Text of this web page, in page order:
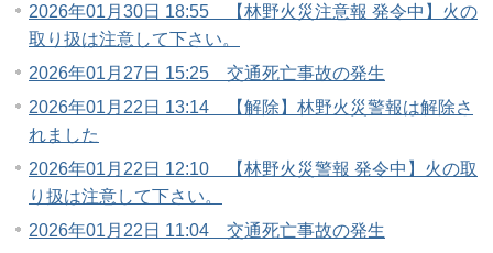
2026年01月30日 18:55 【林野火災注意報 発令中】火の
取り扱は注意して下さい。
2026年01月27日 15:25 交通死亡事故の発生
2026年01月22日 13:14 【解除】林野火災警報は解除さ
れました
2026年01月22日 12:10 【林野火災警報 発令中】火の取
り扱は注意して下さい。
2026年01月22日 11:04 交通死亡事故の発生